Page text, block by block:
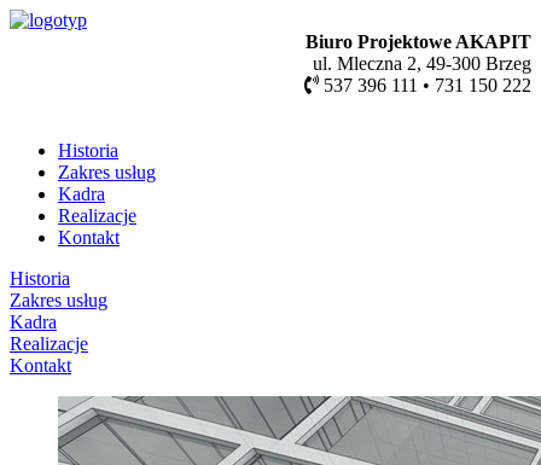
Biuro Projektowe AKAPIT
ul. Mleczna 2, 49-300 Brzeg
537 396 111 • 731 150 222
Historia
Zakres usług
Kadra
Realizacje
Kontakt
Historia
Zakres usług
Kadra
Realizacje
Kontakt